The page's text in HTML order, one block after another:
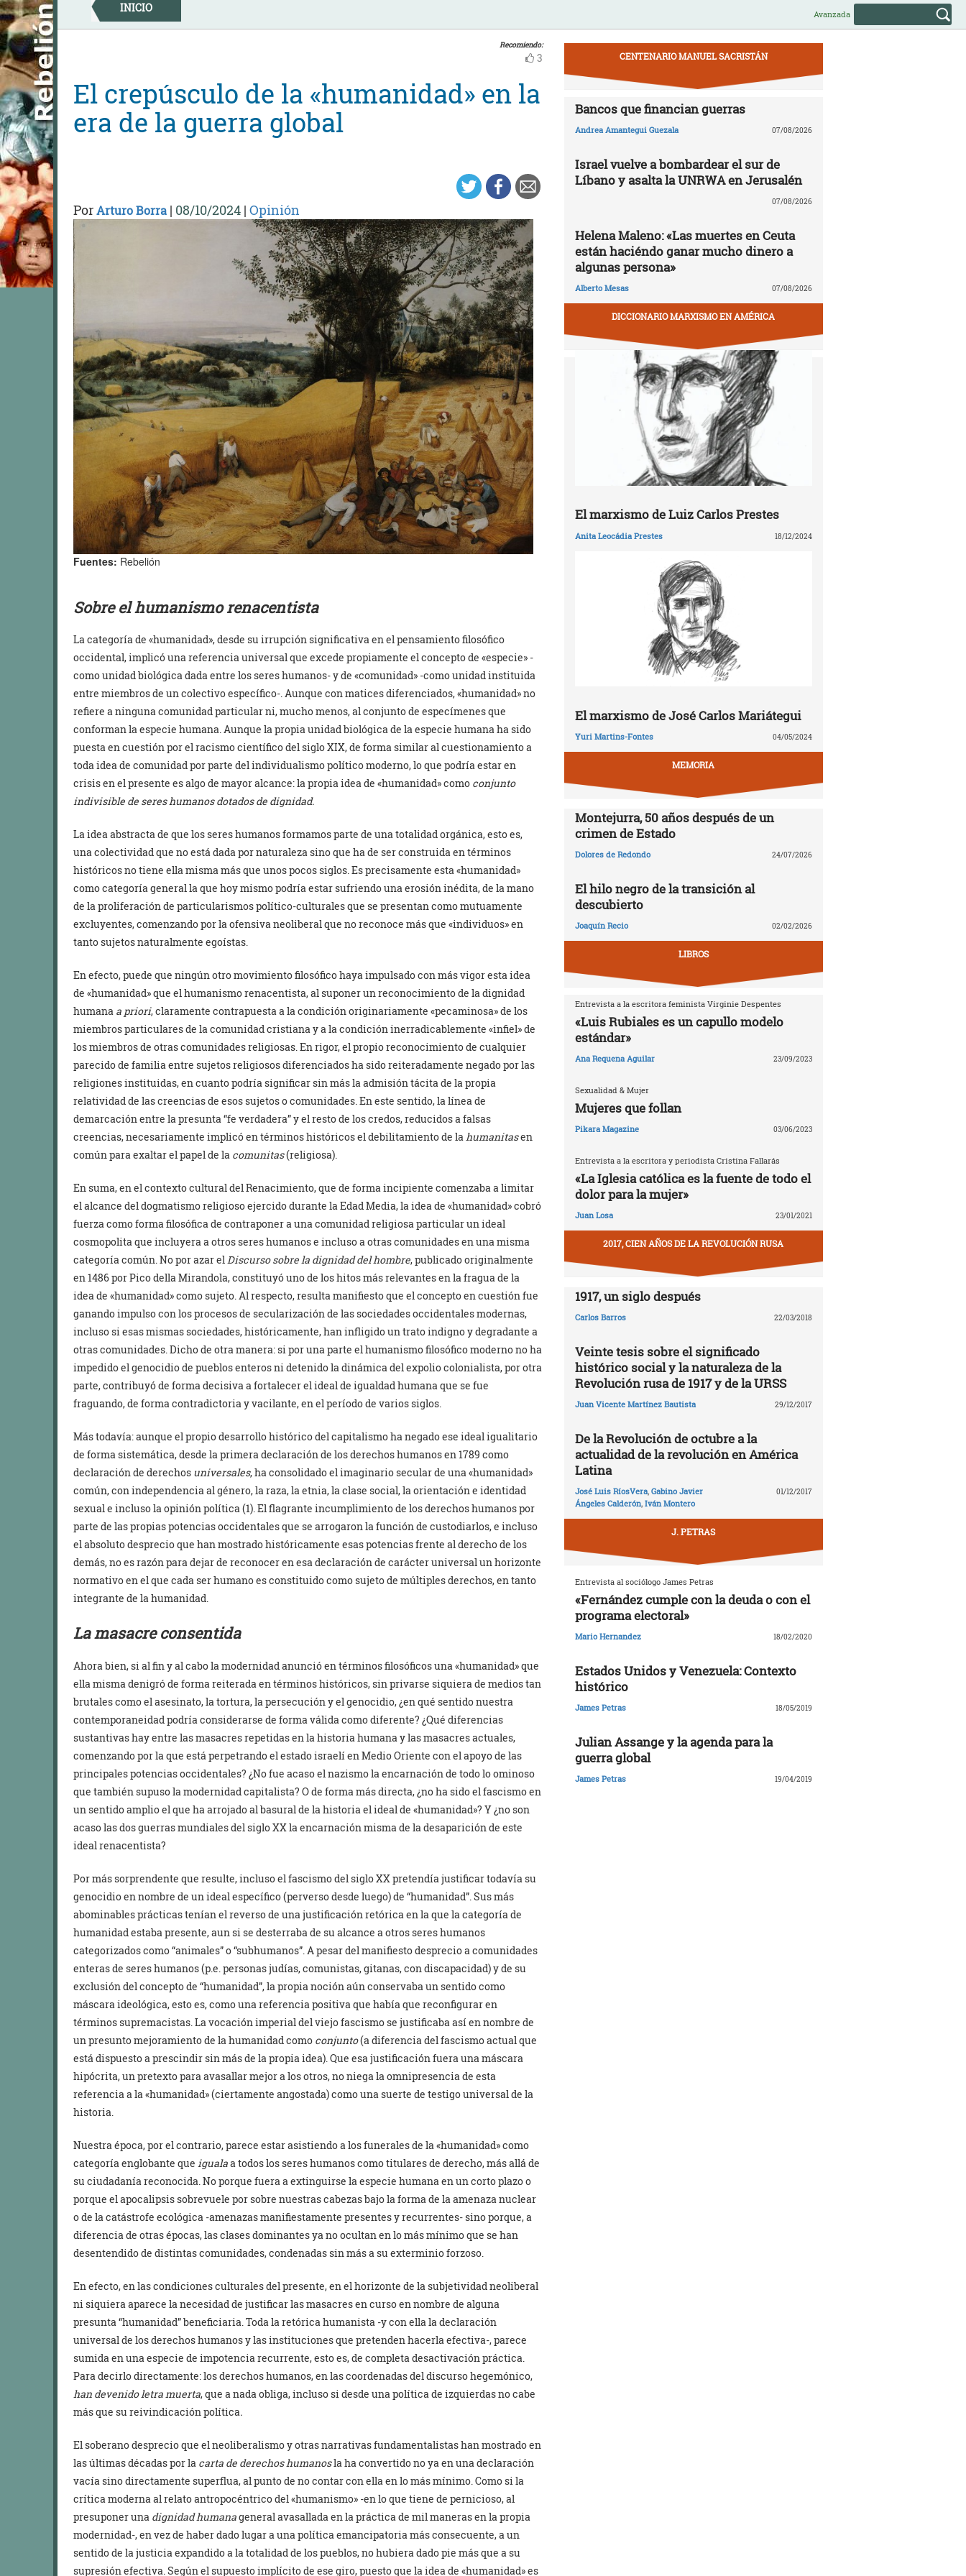
Skip
to
content
INICIO Avanzada
Recomiendo:
3
El crepúsculo de la «humanidad» en la
era de la guerra global
PorArturo Borra | 08/10/2024 | Opinión
Fuentes: Rebelión
Sobre el humanismo renacentista
La categoría de «humanidad», desde su irrupción significativa en el pensamiento filosófico
occidental, implicó una referencia universal que excede propiamente el concepto de «especie» -
como unidad biológica dada entre los seres humanos- y de «comunidad» -como unidad instituida
entre miembros de un colectivo específico-. Aunque con matices diferenciados, «humanidad» no
refiere a ninguna comunidad particular ni, mucho menos, al conjunto de especímenes que
conforman la especie humana. Aunque la propia unidad biológica de la especie humana ha sido
puesta en cuestión por el racismo científico del siglo XIX, de forma similar al cuestionamiento a
toda idea de comunidad por parte del individualismo político moderno, lo que podría estar en
crisis en el presente es algo de mayor alcance: la propia idea de «humanidad» como conjunto
indivisible de seres humanos dotados de dignidad.
La idea abstracta de que los seres humanos formamos parte de una totalidad orgánica, esto es,
una colectividad que no está dada por naturaleza sino que ha de ser construida en términos
históricos no tiene ella misma más que unos pocos siglos. Es precisamente esta «humanidad»
como categoría general la que hoy mismo podría estar sufriendo una erosión inédita, de la mano
de la proliferación de particularismos político-culturales que se presentan como mutuamente
excluyentes, comenzando por la ofensiva neoliberal que no reconoce más que «individuos» en
tanto sujetos naturalmente egoístas.
En efecto, puede que ningún otro movimiento filosófico haya impulsado con más vigor esta idea
de «humanidad» que el humanismo renacentista, al suponer un reconocimiento de la dignidad
humana a priori, claramente contrapuesta a la condición originariamente «pecaminosa» de los
miembros particulares de la comunidad cristiana y a la condición inerradicablemente «infiel» de
los miembros de otras comunidades religiosas. En rigor, el propio reconocimiento de cualquier
parecido de familia entre sujetos religiosos diferenciados ha sido reiteradamente negado por las
religiones instituidas, en cuanto podría significar sin más la admisión tácita de la propia
relatividad de las creencias de esos sujetos o comunidades. En este sentido, la línea de
demarcación entre la presunta “fe verdadera” y el resto de los credos, reducidos a falsas
creencias, necesariamente implicó en términos históricos el debilitamiento de lahumanitasen
común para exaltar el papel de la comunitas(religiosa).
En suma, en el contexto cultural del Renacimiento, que de forma incipiente comenzaba a limitar
el alcance del dogmatismo religioso ejercido durante la Edad Media, la idea de «humanidad» cobró
fuerza como forma filosófica de contraponer a una comunidad religiosa particular un ideal
cosmopolita que incluyera a otros seres humanos e incluso a otras comunidades en una misma
categoría común. No por azar elDiscurso sobre la dignidad del hombre, publicado originalmente
en 1486 por Pico della Mirandola, constituyó uno de los hitos más relevantes en la fragua de la
idea de «humanidad» como sujeto. Al respecto, resulta manifiesto que el concepto en cuestión fue
ganando impulso con los procesos de secularización de las sociedades occidentales modernas,
incluso si esas mismas sociedades, históricamente, han infligido un trato indigno y degradante a
otras comunidades. Dicho de otra manera: si por una parte el humanismo filosófico moderno no ha
impedido el genocidio de pueblos enteros ni detenido la dinámica del expolio colonialista, por otra
parte, contribuyó de forma decisiva a fortalecer el ideal de igualdad humana que se fue
fraguando, de forma contradictoria y vacilante, en el período de varios siglos.
Más todavía: aunque el propio desarrollo histórico del capitalismo ha negado ese ideal igualitario
de forma sistemática, desde la primera declaración de los derechos humanos en 1789 como
declaración de derechos universales, ha consolidado el imaginario secular de una «humanidad»
común, con independencia al género, la raza, la etnia, la clase social, la orientación e identidad
sexual e incluso la opinión política (1). El flagrante incumplimiento de los derechos humanos por
parte de las propias potencias occidentales que se arrogaron la función de custodiarlos, e incluso
el absoluto desprecio que han mostrado históricamente esas potencias frente al derecho de los
demás, no es razón para dejar de reconocer en esa declaración de carácter universal un horizonte
normativo en el que cada ser humano es constituido como sujeto de múltiples derechos, en tanto
integrante de la humanidad.
La masacre consentida
Ahora bien, si al fin y al cabo la modernidad anunció en términos filosóficos una «humanidad» que
ella misma denigró de forma reiterada en términos históricos, sin privarse siquiera de medios tan
brutales como el asesinato, la tortura, la persecución y el genocidio, ¿en qué sentido nuestra
contemporaneidad podría considerarse de forma válida como diferente? ¿Qué diferencias
sustantivas hay entre las masacres repetidas en la historia humana y las masacres actuales,
comenzando por la que está perpetrando el estado israelí en Medio Oriente con el apoyo de las
principales potencias occidentales? ¿No fue acaso el nazismo la encarnación de todo lo ominoso
que también supuso la modernidad capitalista? O de forma más directa, ¿no ha sido el fascismo en
un sentido amplio el que ha arrojado al basural de la historia el ideal de «humanidad»? Y ¿no son
acaso las dos guerras mundiales del siglo XX la encarnación misma de la desaparición de este
ideal renacentista?
Por más sorprendente que resulte, incluso el fascismo del siglo XX pretendía justificar todavía su
genocidio en nombre de un ideal específico (perverso desde luego) de “humanidad”. Sus más
abominables prácticas tenían el reverso de una justificación retórica en la que la categoría de
humanidad estaba presente, aun si se desterraba de su alcance a otros seres humanos
categorizados como “animales” o “subhumanos”. A pesar del manifiesto desprecio a comunidades
enteras de seres humanos (p.e. personas judías, comunistas, gitanas, con discapacidad) y de su
exclusión del concepto de “humanidad”, la propia noción aún conservaba un sentido como
máscara ideológica, esto es, como una referencia positiva que había que reconfigurar en
términos supremacistas. La vocación imperial del viejo fascismo se justificaba así en nombre de
un presunto mejoramiento de la humanidad como conjunto(a diferencia del fascismo actual que
está dispuesto a prescindir sin más de la propia idea). Que esa justificación fuera una máscara
hipócrita, un pretexto para avasallar mejor a los otros, no niega la omnipresencia de esta
referencia a la «humanidad» (ciertamente angostada) como una suerte de testigo universal de la
historia.
Nuestra época, por el contrario, parece estar asistiendo a los funerales de la «humanidad» como
categoría englobante que igualaa todos los seres humanos como titulares de derecho, más allá de
su ciudadanía reconocida. No porque fuera a extinguirse la especie humana en un corto plazo o
porque el apocalipsis sobrevuele por sobre nuestras cabezas bajo la forma de la amenaza nuclear
o de la catástrofe ecológica -amenazas manifiestamente presentes y recurrentes- sino porque, a
diferencia de otras épocas, las clases dominantes ya no ocultan en lo más mínimo que se han
desentendido de distintas comunidades, condenadas sin más a su exterminio forzoso.
En efecto, en las condiciones culturales del presente, en el horizonte de la subjetividad neoliberal
ni siquiera aparece la necesidad de justificar las masacres en curso en nombre de alguna
presunta “humanidad” beneficiaria. Toda la retórica humanista -y con ella la declaración
universal de los derechos humanos y las instituciones que pretenden hacerla efectiva-, parece
sumida en una especie de impotencia recurrente, esto es, de completa desactivación práctica.
Para decirlo directamente: los derechos humanos, en las coordenadas del discurso hegemónico,
han devenido letra muerta, que a nada obliga, incluso si desde una política de izquierdas no cabe
más que su reivindicación política.
El soberano desprecio que el neoliberalismo y otras narrativas fundamentalistas han mostrado en
las últimas décadas por la carta de derechos humanosla ha convertido no ya en una declaración
vacía sino directamente superflua, al punto de no contar con ella en lo más mínimo. Como si la
crítica moderna al relato antropocéntrico del «humanismo» -en lo que tiene de pernicioso, al
presuponer una dignidad humanageneral avasallada en la práctica de mil maneras en la propia
modernidad-, en vez de haber dado lugar a una política emancipatoria más consecuente, a un
sentido de la justicia expandido a la totalidad de los pueblos, no hubiera dado pie más que a su
supresión efectiva. Según el supuesto implícito de ese giro, puesto que la idea de «humanidad» es
CENTENARIO MANUEL SACRISTÁN
Bancos que financian guerras
Andrea Amantegui Guezala 07/08/2026
Israel vuelve a bombardear el sur de
Líbano y asalta la UNRWA en Jerusalén
07/08/2026
Helena Maleno: «Las muertes en Ceuta
están haciéndo ganar mucho dinero a
algunas persona»
Alberto Mesas 07/08/2026
DICCIONARIO MARXISMO EN AMÉRICA
El marxismo de Luiz Carlos Prestes
Anita Leocádia Prestes 18/12/2024
El marxismo de José Carlos Mariátegui
Yuri Martins-Fontes 04/05/2024
MEMORIA
Montejurra, 50 años después de un
crimen de Estado
Dolores de Redondo 24/07/2026
El hilo negro de la transición al
descubierto
Joaquín Recio 02/02/2026
LIBROS
Entrevista a la escritora feminista Virginie Despentes
«Luis Rubiales es un capullo modelo
estándar»
Ana Requena Aguilar 23/09/2023
Sexualidad & Mujer
Mujeres que follan
Pikara Magazine 03/06/2023
Entrevista a la escritora y periodista Cristina Fallarás
«La Iglesia católica es la fuente de todo el
dolor para la mujer»
Juan Losa 23/01/2021
2017, CIEN AÑOS DE LA REVOLUCIÓN RUSA
1917, un siglo después
Carlos Barros 22/03/2018
Veinte tesis sobre el significado
histórico social y la naturaleza de la
Revolución rusa de 1917 y de la URSS
Juan Vicente Martínez Bautista 29/12/2017
De la Revolución de octubre a la
actualidad de la revolución en América
Latina
José Luis RíosVera, Gabino Javier
Ángeles Calderón, Iván Montero
01/12/2017
J. PETRAS
Entrevista al sociólogo James Petras
«Fernández cumple con la deuda o con el
programa electoral»
Mario Hernandez 18/02/2020
Estados Unidos y Venezuela: Contexto
histórico
James Petras 18/05/2019
Julian Assange y la agenda para la
guerra global
James Petras 19/04/2019